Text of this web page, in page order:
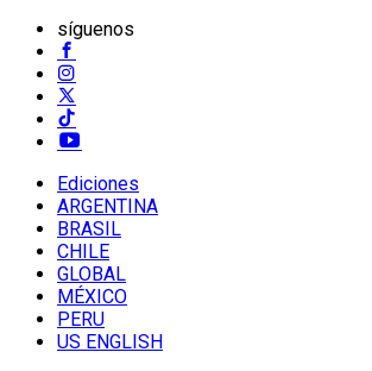
síguenos
Ediciones
ARGENTINA
BRASIL
CHILE
GLOBAL
MÉXICO
PERU
US ENGLISH